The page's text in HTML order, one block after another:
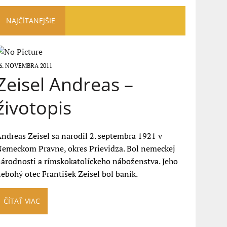
NAJČÍTANEJŠIE
NOVEMBRA 2011
Andreas –
Zeisel sa narodil 2. septembra 1921 v
Pravne, okres Prievidza. Bol nemeckej
a rímskokatolíckeho náboženstva. Jeho
otec František Zeisel bol baník.
ČÍTAŤ VIAC